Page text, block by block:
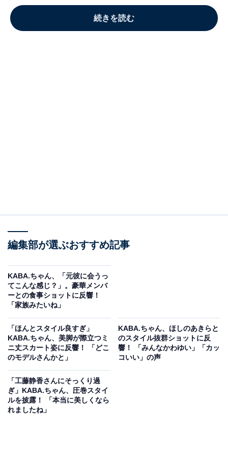
続きを読む
編集部が選ぶおすすめ記事
KABA.ちゃん、「元彼に会うっ
てこんな感じ？」。豪華メンバ
ーとの食事ショットに反響！
「家族みたいね」
「ほんとスタイル良すぎ」
KABA.ちゃん、美脚が際立つミ
ニ丈スカート姿に反響！ 「どこ
のモデルさんかと」
KABA.ちゃん、ほしのあきらと
のスタイル抜群ショットに反
響！ 「みんなかわゆい」「カッ
コいい」の声
「工藤静香さんにそっくり過
ぎ」KABA.ちゃん、圧巻スタイ
ルを披露！ 「本当に美しくなら
れましたね」